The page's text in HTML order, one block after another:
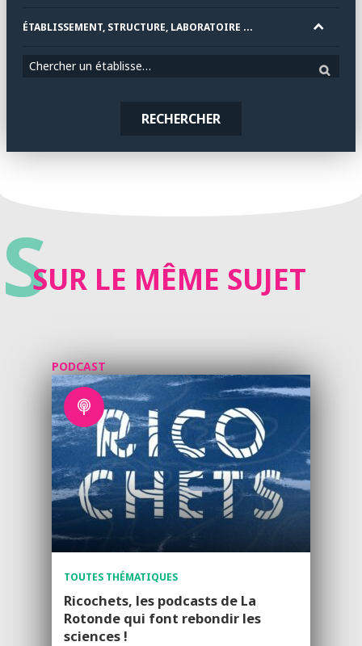
ÉTABLISSEMENT, STRUCTURE, LABORATOIRE ...
Chercher un établissement
RECHERCHER
SSUR LE MÊME SUJET
PODCAST
TOUTES THÉMATIQUES
Ricochets, les podcasts de La
Rotonde qui font rebondir les
sciences !